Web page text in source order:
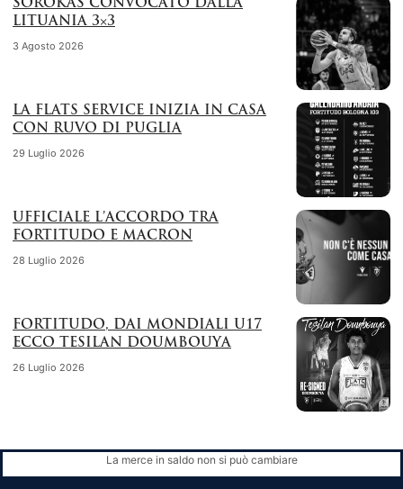
SOROKAS CONVOCATO DALLA
LITUANIA 3×3
3 Agosto 2026
LA FLATS SERVICE INIZIA IN CASA
CON RUVO DI PUGLIA
29 Luglio 2026
UFFICIALE L’ACCORDO TRA
FORTITUDO E MACRON
28 Luglio 2026
FORTITUDO, DAI MONDIALI U17
ECCO TESILAN DOUMBOUYA
26 Luglio 2026
La merce in saldo non si può cambiare